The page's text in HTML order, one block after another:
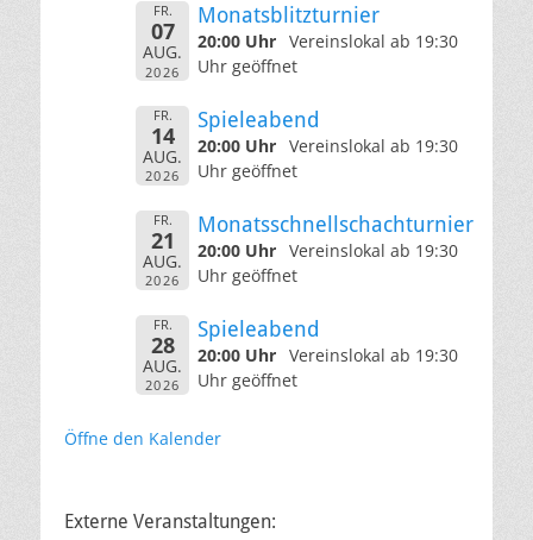
FR.
07
AUG.
2026
Monatsblitzturnier
20:00 Uhr Vereinslokal ab 19:30
Uhr geöffnet
FR.
14
AUG.
2026
Spieleabend
20:00 Uhr Vereinslokal ab 19:30
Uhr geöffnet
FR.
21
AUG.
2026
Monatsschnellschachturnier
20:00 Uhr Vereinslokal ab 19:30
Uhr geöffnet
FR.
28
AUG.
2026
Spieleabend
20:00 Uhr Vereinslokal ab 19:30
Uhr geöffnet
Öffne den Kalender
Externe Veranstaltungen: